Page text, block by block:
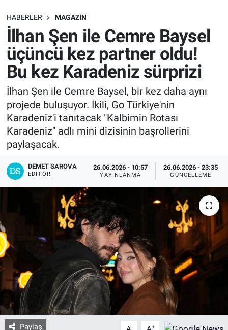
HABERLER MAGAZIN
İlhan Şen ile Cemre Baysel
üçüncü kez partner oldu!
Bu kez Karadeniz sürprizi
İlhan Şen ile Cemre Baysel, bir kez daha aynı
projede buluşuyor. İkili, Go Türkiye'nin
Karadeniz'i tanıtacak "Kalbimin Rotası
Karadeniz" adlı mini dizisinin başrollerini
paylaşacak.
DEMET SAROVA
EDITÖR
26.06.2026 - 10:57
YAYINLANMA
26.06.2026 - 23:35
GÜNCELLEME
Paylaş - +
SAĞLIK
EKONOMİ
EĞİTİM
ÖZEL HABER
Keşfet
ASTROLOJİ
MANŞET
RESMİ İLANLAR
İLAN
Bize ulaşın
İletişim/Künye
Yaşam